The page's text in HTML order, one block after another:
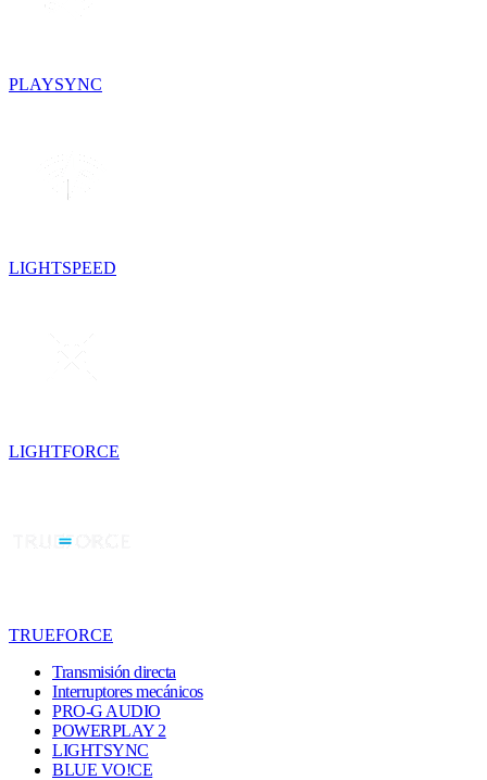
PLAYSYNC
LIGHTSPEED
LIGHTFORCE
TRUEFORCE
Transmisión directa
Interruptores mecánicos
PRO-G AUDIO
POWERPLAY 2
LIGHTSYNC
BLUE VO!CE